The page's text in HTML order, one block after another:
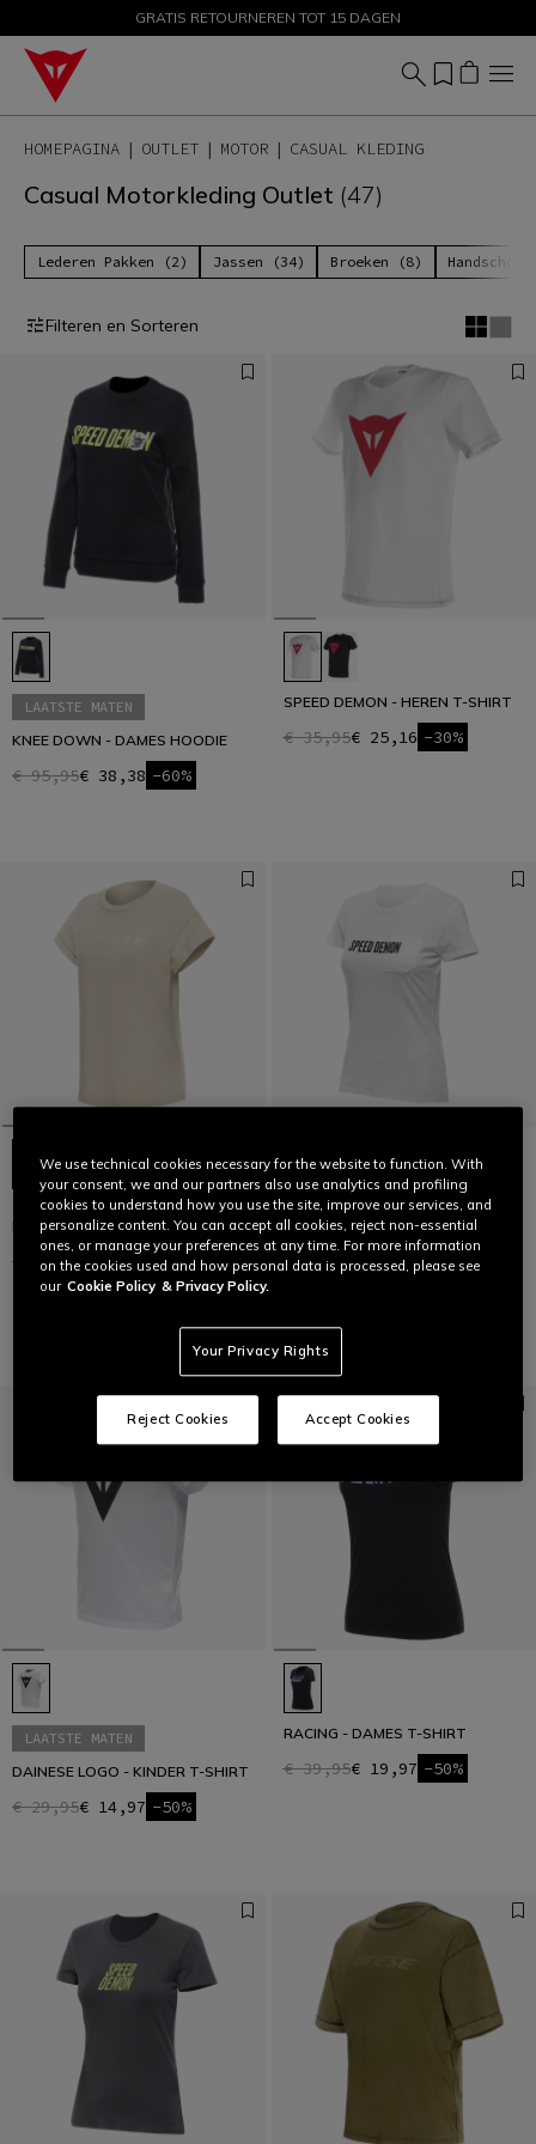
PROMOTIES TOT 50% – SHOP NU
GRATIS RETOURNEREN TOT 15 DAGEN
HOMEPAGINA OUTLET MOTOR CASUAL KLEDING
Casual Motorkleding Outlet (47)
Lederen Pakken (2) Jassen (34) Broeken (8)
Filteren en Sorteren
LAATSTE MATEN
KNEE DOWN - DAMES HOODIE
€ 95,95€ 38,38 -60%
SPEED DEMON - HEREN T-SHIRT
€ 35,95€ 25,16 -30%
SFUMATA - DAMES T-SHIRT MET
RONDE HALS
€ 49€ 29,40 -40%
LAATSTE MATEN
DEMON POCKET - DAMES T-
SHIRT
LAATSTE MATEN
DAINESE LOGO - KINDER T-SHIRT
€ 29,95€ 14,97 -50%
RACING - DAMES T-SHIRT
€ 39,95€ 19,97 -50%
We use technical cookies necessary for the website to function. With
your consent, we and our partners also use analytics and profiling
cookies to understand how you use the site, improve our services, and
personalize content. You can accept all cookies, reject non-essential
ones, or manage your preferences at any time. For more information
on the cookies used and how personal data is processed, please see
our Cookie Policy & Privacy Policy.
Your Privacy Rights
Reject Cookies Accept Cookies